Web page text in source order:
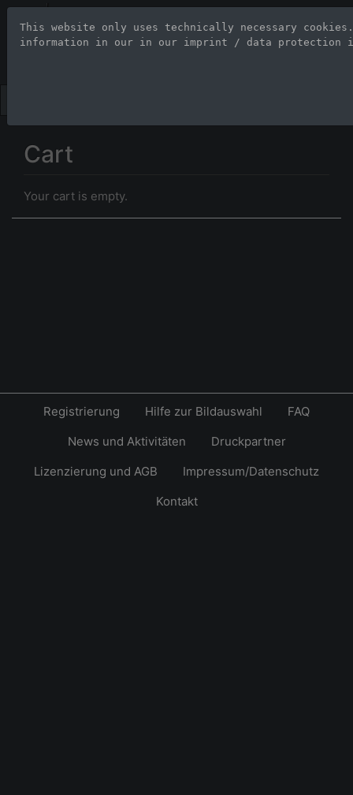
Stock Photo
Large-format images up to
Cart
Your cart is empty.
This website only uses technically necessary
information in our in our imprint / data protection
Registrierung Hilfe zur Bildauswahl
FAQ
News und Aktivitäten
Druckpartner
Lizenzierung und AGB
Impressum/Datenschutz
Kontakt